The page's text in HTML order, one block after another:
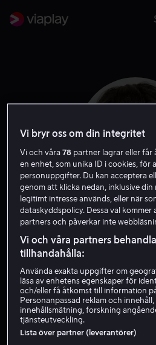
Katy
Skådespelare
Vi bryr oss om din integritet
Vi och våra78 partner lagrar eller
en enhet, som unika ID i cookies, för
personuppgifter. Du kan acceptera
genom att klicka nedan, inklusive
legitimt intresse används, eller när
dataskyddspolicy. Dessa val kommer
partners och påverkar inte
Vi och våra partners
tillhandahålla:
Använda exakta uppgifter om
läsa av enhetens egenskaper för
och/eller få åtkomst till information
Personanpassad reklam och
innehållsmätning, forskning
tjänsteutveckling.
Lista över partner (leverantörer)